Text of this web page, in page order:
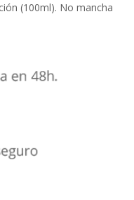
(100ml). No mancha